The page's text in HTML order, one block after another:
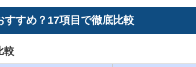
すめ？17項目で徹底比較
較